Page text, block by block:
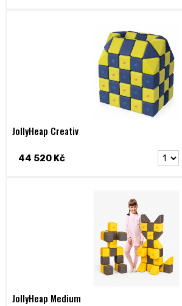
JollyHeap Creativ
44 520 Kč
JollyHeap Medium